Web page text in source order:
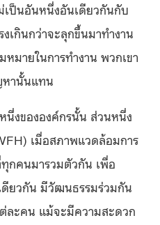
เป็นอันหนึ่งอันเดียวกันกับ
เกินกว่าจะลุกขึ้นมาทำงาน
มายในการทำงาน พวกเขา
านั้นแทน
งขององค์กรนั้น ส่วนหนึ่ง
เมื่อสภาพแวดล้อมการ
กคนมารวมตัวกัน เพื่อ
ดียวกัน มีวัฒนธรรมร่วมกัน
ละคน แม้จะมีความสะดวก